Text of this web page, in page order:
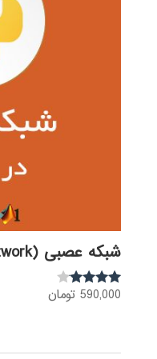
شبکه عصبی (Neural Network) در پایتون
نمره
590,000 تومان